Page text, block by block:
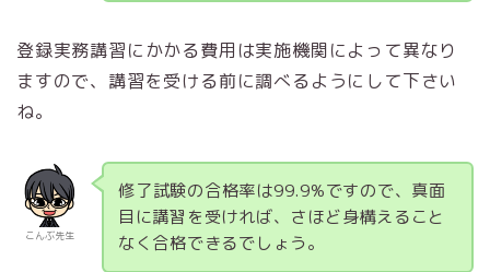
登録実務講習にかかる費用は実施機関によって異なり
ますので、講習を受ける前に調べるようにして下さい
ね。
こんぶ先生
修了試験の合格率は99.9%ですので、真面
目に講習を受ければ、さほど身構えること
なく合格できるでしょう。